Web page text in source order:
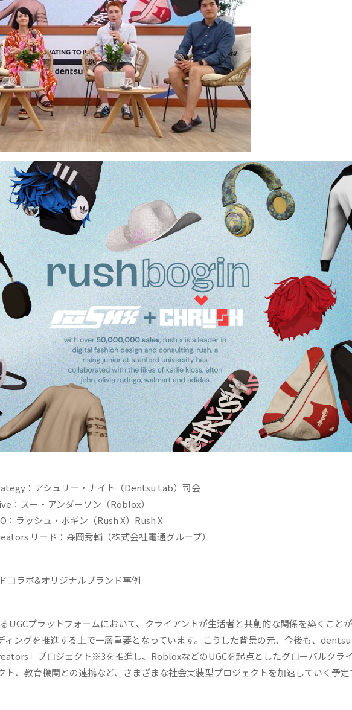
：アシュリー・ナイト（Dentsu Lab）司会
アンダーソン（Roblox）
ュ・ボギン（Rush X）Rush X
ド：森岡秀輔（株式会社電通グループ）
コラボ&オリジナルブランド事例
UGCプラットフォームにおいて、クライアントが生活者と共創的な関係を築くこと
ィングを推進する上で一層重要となっています。こうした背景の元、今後も、
」プロジェクト※3を推進し、RobloxなどのUGCを起点としたグローバルクラ
ト、教育機関との連携など、さまざまな社会実装型プロジェクトを加速していく予定